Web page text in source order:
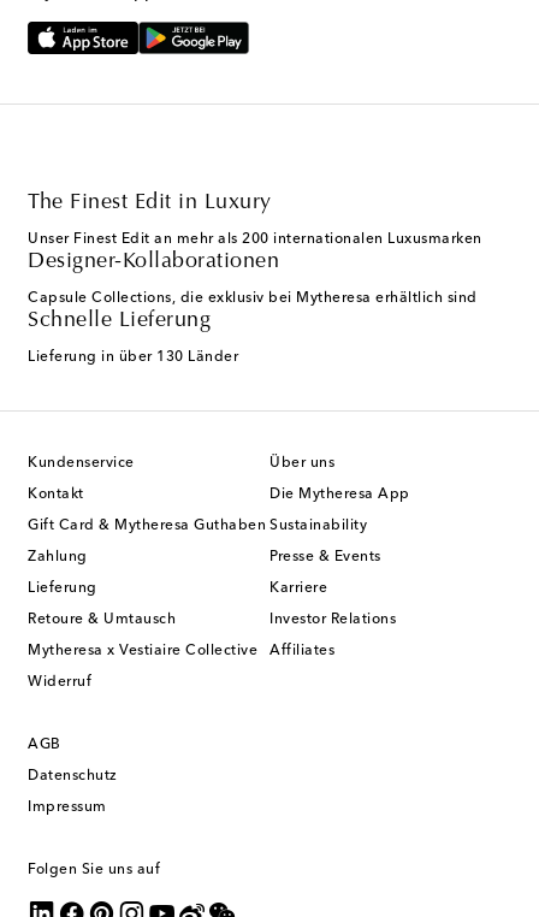
The Finest Edit in Luxury
Unser Finest Edit an mehr als 200 internationalen Luxusmarken
Designer-Kollaborationen
Capsule Collections, die exklusiv bei Mytheresa erhältlich sind
Schnelle Lieferung
Lieferung in über 130 Länder
Kundenservice
Kontakt
Gift Card & Mytheresa Guthaben
Zahlung
Lieferung
Retoure & Umtausch
Mytheresa x Vestiaire Collective
Widerruf
Über uns
Die Mytheresa App
Sustainability
Presse & Events
Karriere
Investor Relations
Affiliates
AGB
Datenschutz
Impressum
Folgen Sie uns auf